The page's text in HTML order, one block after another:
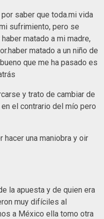
saber que toda.mi vida
sufrimiento, pero se
matado a mi madre,
matado a un niño de
que me ha pasado es
y trato de cambiar de
el contrario del mío pero
una maniobra y oir
la apuesta y de quien era
muy difíciles al
a México ella tomo otra